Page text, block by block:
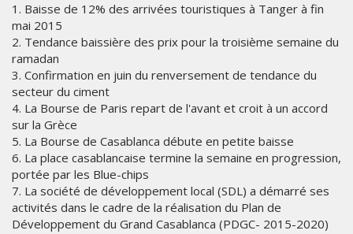
1. Baisse de 12% des arrivées touristiques à Tanger à fin
mai 2015
2. Tendance baissière des prix pour la troisième semaine du
ramadan
3. Confirmation en juin du renversement de tendance du
secteur du ciment
4. La Bourse de Paris repart de l'avant et croit à un accord
sur la Grèce
5. La Bourse de Casablanca débute en petite baisse
6. La place casablancaise termine la semaine en progression,
portée par les Blue-chips
7. La société de développement local (SDL) a démarré ses
activités dans le cadre de la réalisation du Plan de
Développement du Grand Casablanca (PDGC- 2015-2020)